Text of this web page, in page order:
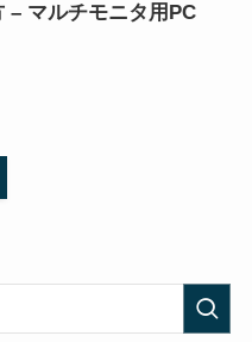
– マルチモニタ用PC